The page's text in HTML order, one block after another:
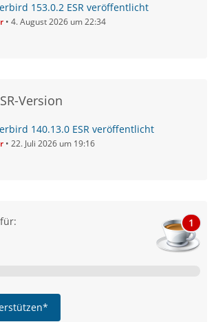
153.0.2 ESR veröffentlicht
4. August 2026 um 22:34
Version
140.13.0 ESR veröffentlicht
22. Juli 2026 um 19:16
1